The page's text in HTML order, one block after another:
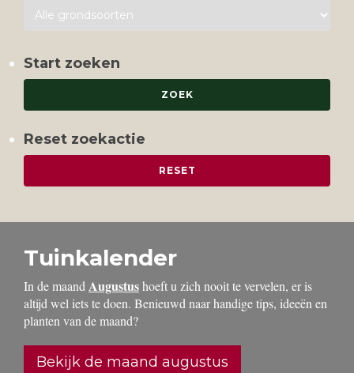
Start zoeken
Reset zoekactie
Tuinkalender
In de maand Augustushoeft u zich nooit te vervelen, er is
altijd wel iets te doen. Benieuwd naar handige tips, ideeën en
planten van de maand?
Bekijk de maand augustus